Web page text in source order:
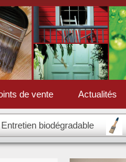
de vente Actualités
Entretien biodégradable